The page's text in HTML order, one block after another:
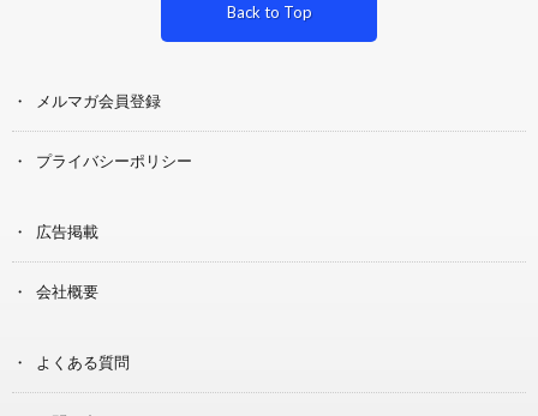
Back to Top
メルマガ会員登録
プライバシーポリシー
広告掲載
会社概要
よくある質問